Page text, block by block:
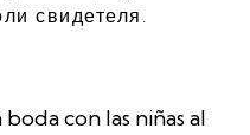
свидетеля.